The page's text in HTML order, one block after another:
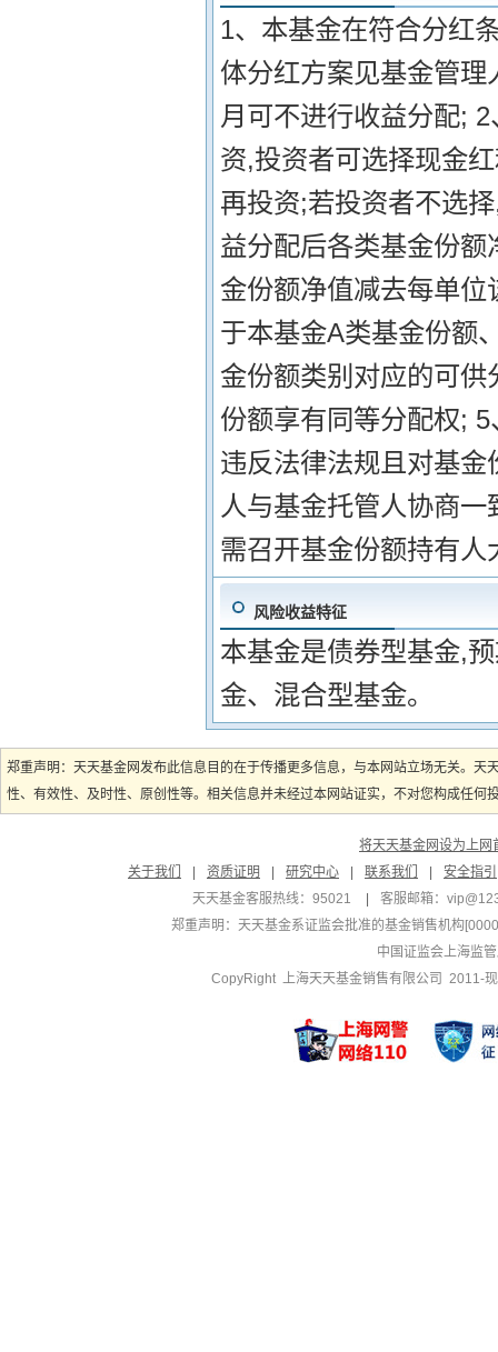
1、本基金在符合分红
体分红方案见基金管
月可不进行收益分配;
资,投资者可选择现金
再投资;若投资者不选
益分配后各类基金份
金份额净值减去每单
于本基金A类基金份额
金份额类别对应的可
份额享有同等分配权;
违反法律法规且对基
人与基金托管人协商
需召开基金份额持有人
风险收益特征
本基金是债券型基金,
金、混合型基金。
郑重声明：天天基金网发布此信息目的在于传播更多信息，与本网站立场无关。
性、有效性、及时性、原创性等。相关信息并未经过本网站证实，不对您构成任
将天天基金网设为上网
关于我们
资质证明 研究中心 联系我们
安全指引
天天基金客服热线：95021
客服邮箱：
郑重声明： 天天基金系证监会批准的基金销售机构
中国证监会上海监
CopyRight 上海天天基金销售有限公司 2011-